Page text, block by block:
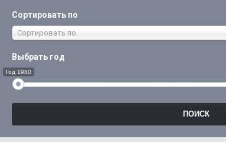
Сортировать по
Сортировать по
Выбрать год
Год 1980